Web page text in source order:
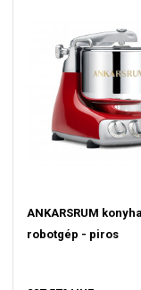
ANKARSRUM
robotgép - piros